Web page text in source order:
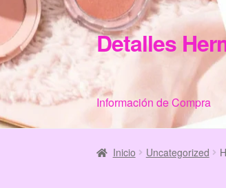
Ir
a
la
navegación
Ir
al
contenido
Detalles
Información de Compra
InicioCategories Checkout
Inicio Uncategorized